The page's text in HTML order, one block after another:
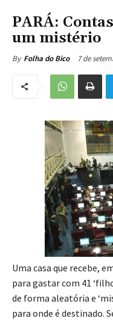
PARÁ:
um mistério
By Folha do Bico 7 de
Uma casa que recebe,
para gastar com 41
de forma aleatória e
para onde é destinado.